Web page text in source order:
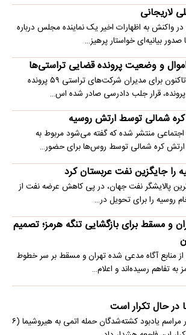
لاریجانی
در واکنش به اظهارات اخیر یک نماینده مجلس درباره
بیانیه‌ای خواستار پرهیز…
و وضعیت پرونده قضایی تراستی‌ها
دادستان تهران گفت: تاکنون برای مدیران شرکت‌های تراستی ۵۹ پرونده
شمالی توسط ارتش روسیه
منتشر شده که گفته می‌شود مربوط به
کره شمالی توسط روس‌ها برای حضور…
را جایگزین نفت عربستان کرد
پالایشگر نفت جهان، در پی کاهش عرضه نفت از
روسیه را برای تحویل در…
و مسقط برای بازگشایی تنگه هرمز؛ تصمیم
منابع آگاه مدعی شده تهران و مسقط بر سر خطوط
به تفاهم رسیده‌اند و اعلام…
در حال تکرار است
سفیر ایران در توکیو، در مراسم یادبود کشته‌شدگان حمله اتمی به هیروشیما (۶